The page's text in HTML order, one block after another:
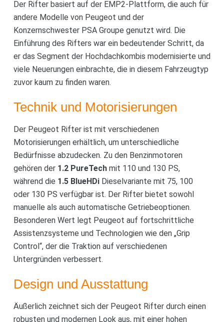
Der Rifter basiert auf der EMP2-Plattform, die auch für
andere Modelle von Peugeot und der
Konzernschwester PSA Groupe genutzt wird. Die
Einführung des Rifters war ein bedeutender Schritt, da
er das Segment der Hochdachkombis modernisierte und
viele Neuerungen einbrachte, die in diesem Fahrzeugtyp
zuvor kaum zu finden waren.
Technik und Motorisierungen
Der Peugeot Rifter ist mit verschiedenen
Motorisierungen erhältlich, um unterschiedliche
Bedürfnisse abzudecken. Zu den Benzinmotoren
gehören der 1.2 PureTechmit 110 und 130 PS,
während die 1.5 BlueHDiDieselvariante mit 75, 100
oder 130 PS verfügbar ist. Der Rifter bietet sowohl
manuelle als auch automatische Getriebeoptionen.
Besonderen Wert legt Peugeot auf fortschrittliche
Assistenzsysteme und Technologien wie den „Grip
Control“, der die Traktion auf verschiedenen
Untergründen verbessert.
Design und Ausstattung
Äußerlich zeichnet sich der Peugeot Rifter durch einen
robusten und modernen Look aus, mit einer hohen